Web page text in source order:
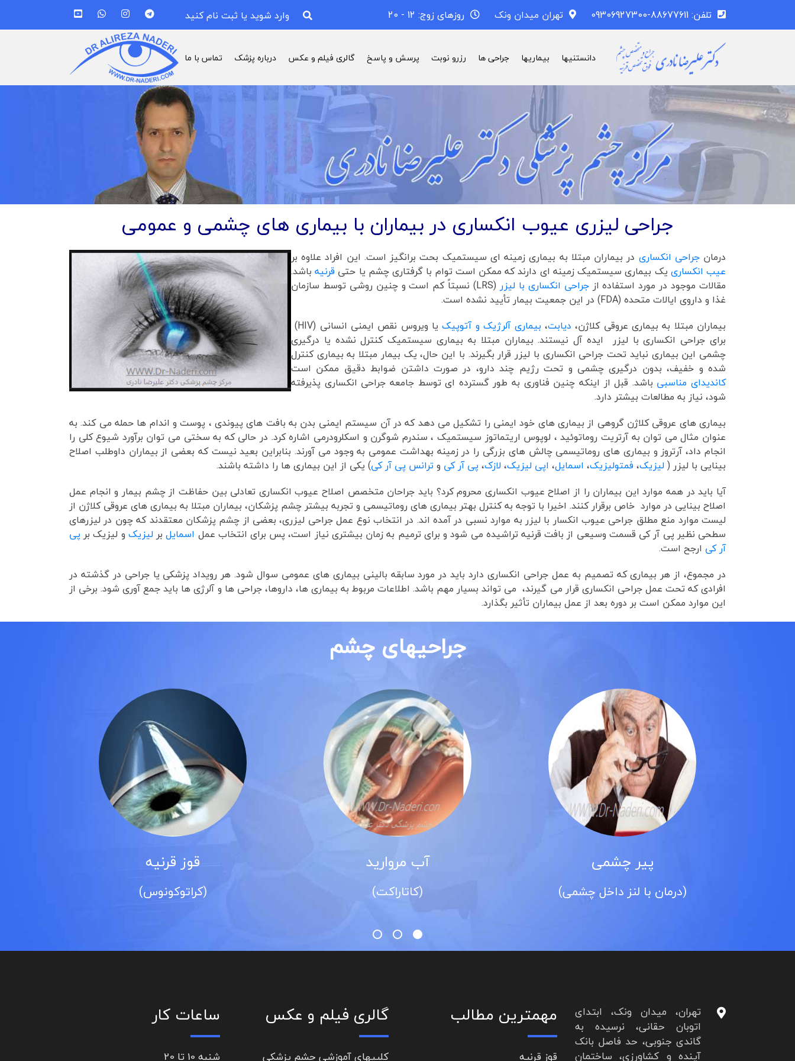
تلفن: 88677611-09306927300 تهران میدان ونک روزهای زوج: 12 - 20 وارد شوید یا ثبت نام کنید
دانستنیها بیماریها جراحی ها رزرو نوبت پرسش و پاسخ گالری فیلم و عکس درباره پزشک تماس با ما
جراحی لیزری عیوب انکساری در بیماران با بیماری های چشمی و عمومی
درمانجراحی انکساری در بیماران مبتلا به بیماری زمینه ای سیستمیک بحت برانگیز است. این افراد علاوه بر
عیب انکساری یک بیماری سیستمیک زمینه ای دارند که ممکن است توام با گرفتاری چشم یا حتی قرنیهباشد.
مقالات موجود در مورد استفاده ازجراحی انکساری با لیزر
(LRS) نسبتاً کم است و چنین روشی توسط سازمان
غذا و داروی ایالات متحده (FDA) در این جمعیت بیمار تأیید نشده است.
بیماران مبتلا به بیماری عروقی کلاژن، دیابت، بیماری آلرژیک و آتوپیک
یا ویروس نقص ایمنی انسانی (HIV)
برای جراحی انکساری با لیزر ایده آل نیستند. بیماران مبتلا به بیماری سیستمیک کنترل نشده یا درگیری
چشمی این بیماری نباید تحت جراحی انکساری با لیزر قرار بگیرند. با این حال، یک بیمار مبتلا به بیماری کنترل
شده و خفیف، بدون درگیری چشمی و تحت رژیم چند دارو، در صورت داشتن ضوابط دقیق ممکن است
کاندیدای مناسبی باشد. قبل از اینکه چنین فناوری به طور گسترده ای توسط جامعه جراحی انکساری پذیرفته
شود، نیاز به مطالعات بیشتر دارد.
بیماری های عروقی کلاژن گروهی از بیماری های خود ایمنی را تشکیل می دهد که در آن سیستم ایمنی بدن به بافت های پیوندی ، پوست و اندام ها حمله می کند. به
عنوان مثال می توان به آرتریت روماتوئید ، لوپوس اریتماتوز سیستمیک ، سندرم شوگرن و اسکلرودرمی اشاره کرد. در حالی که به سختی می توان برآورد شیوع کلی را
انجام داد، آرتروز و بیماری های روماتیسمی چالش های بزرگی را در زمینه بهداشت عمومی به وجود می آورند. بنابراین بعید نیست که بعضی از بیماران داوطلب اصلاح
بینایی با لیزر (لیزیک، فمتولیزیک، اسمایل، اپی لیزیک، لازک، پی آر کی وترانس پی آر کی) یکی از این بیماری ها را داشته باشند.
آیا باید در همه موارد این بیماران را از اصلاح عیوب انکساری محروم کرد؟ باید جراحان متخصص اصلاح عیوب انکساری تعادلی بین حفاظت از چشم بیمار و انجام عمل
اصلاح بینایی در موارد خاص برقرار کنند. اخیرا با توجه به کنترل بهتر بیماری های روماتیسمی و تجربه بیشتر چشم پزشکان، بیماران مبتلا به بیماری های عروقی کلاژن از
لیست موارد منع مطلق جراحی عیوب انکسار با لیزر به موارد نسبی در آمده اند. در انتخاب نوع عمل جراحی لیزری، بعضی از چشم پزشکان معتقدند که چون در لیزرهای
سطحی نظیر پی آر کی قسمت وسیعی از بافت قرنیه تراشیده می شود و برای ترمیم به زمان بیشتری نیاز است، پس برای انتخاب عمل اسمایلبرلیزیک و لیزیک بر پی
آر کی ارجح است.
در مجموع، از هر بیماری که تصمیم به عمل جراحی انکساری دارد باید در مورد سابقه بالینی بیماری های عمومی سوال شود. هر رویداد پزشکی یا جراحی در گذشته در
افرادی که تحت عمل جراحی انکساری قرار می گیرند، می تواند بسیار مهم باشد. اطلاعات مربوط به بیماری ها، داروها، جراحی ها و آلرژی ها باید جمع آوری شود. برخی از
این موارد ممکن است بر دوره بعد از عمل بیماران تأثیر بگذارد.
جراحیهای چشم
(درمان با لنز داخل چشمی)
تهران، میدان ونک، ابتدای
اتوبان حقانی، نرسیده به
گاندی جنوبی، حد فاصل بانک
آینده و کشاورزی، ساختمان
مهمترین مطالب
قوز قرنیه
گالری فیلم و عکس
کلیپهای آموزشی چشم پزشکی
ساعات کار
شنبه 10 تا 20